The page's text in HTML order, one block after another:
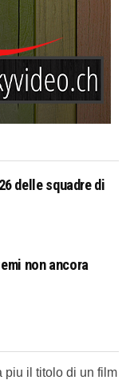
delle squadre di
non ancora
piu il titolo di un film